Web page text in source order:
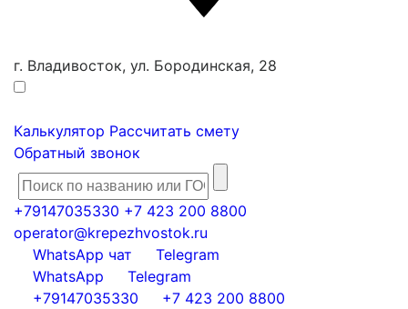
г. Владивосток, ул. Бородинская, 28
Калькулятор Рассчитать смету
Обратный звонок
+79147035330 +7 423 200 8800
operator@krepezhvostok.ru
WhatsApp чат
Telegram
WhatsApp
Telegram
+79147035330
+7 423 200 8800